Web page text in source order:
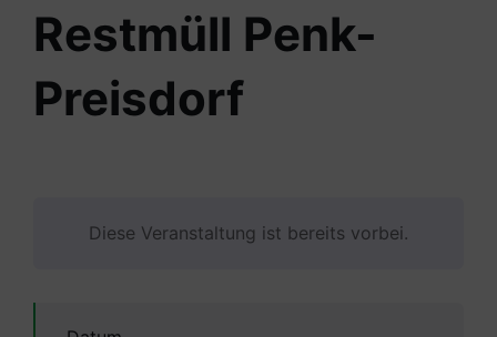
Restmüll Penk-
Preisdorf
Diese Veranstaltung ist bereits vorbei.